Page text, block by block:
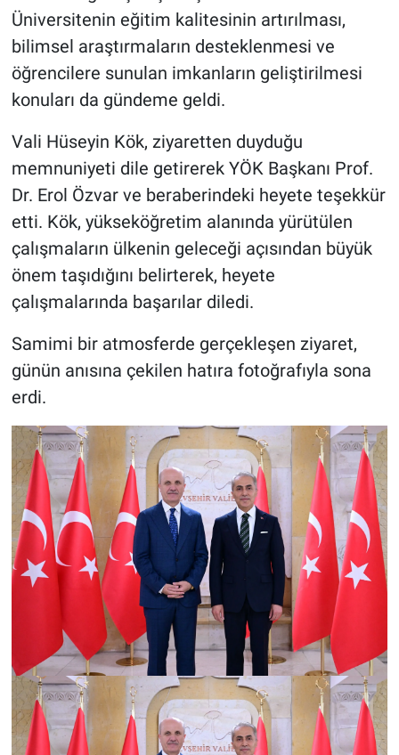
Üniversitenin eğitim kalitesinin artırılması,
bilimsel araştırmaların desteklenmesi ve
öğrencilere sunulan imkanların geliştirilmesi
konuları da gündeme geldi.
Vali Hüseyin Kök, ziyaretten duyduğu
memnuniyeti dile getirerek YÖK Başkanı Prof.
Dr. Erol Özvar ve beraberindeki heyete teşekkür
etti. Kök, yükseköğretim alanında yürütülen
çalışmaların ülkenin geleceği açısından büyük
önem taşıdığını belirterek, heyete
çalışmalarında başarılar diledi.
Samimi bir atmosferde gerçekleşen ziyaret,
günün anısına çekilen hatıra fotoğrafıyla sona
erdi.